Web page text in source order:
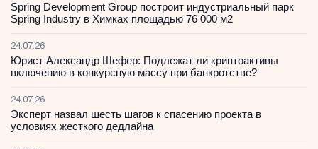
Spring Development Group построит индустриальный парк
Spring Industry в Химках площадью 76 000 м2
24.07.26
Юрист Александр Шефер: Подлежат ли криптоактивы
включению в конкурсную массу при банкротстве?
24.07.26
Эксперт назвал шесть шагов к спасению проекта в
условиях жесткого дедлайна